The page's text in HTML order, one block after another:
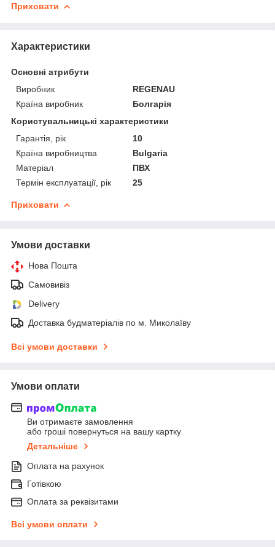
Приховати
Характеристики
Основні атрибути
Виробник
REGENAU
Країна виробник
Болгарія
Користувальницькі характеристики
Гарантія, рік
10
Країна виробництва
Bulgaria
Матеріал
ПВХ
Термін експлуатації, рік
25
Приховати
Умови доставки
Нова Пошта
Самовивіз
Delivery
Доставка будматеріалів по м. Миколаїву
Всі умови доставки
Умови оплати
Ви отримаєте замовлення
або гроші повернуться на вашу картку
Детальніше
Оплата на рахунок
Готівкою
Оплата за реквізитами
Всі умови оплати